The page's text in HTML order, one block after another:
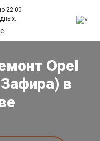
22:00
Opel
в